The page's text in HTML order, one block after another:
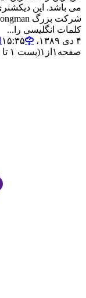
می باشد. این
کلمات انگلیسی را...
۴ دی ۱۳۸۹،‏ ۱۵:۳۵
صفحه ۱ از ۱(پست ۱ تا ۱)